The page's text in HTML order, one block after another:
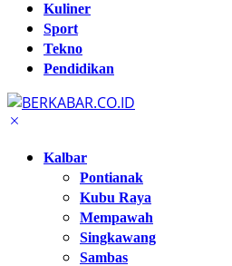
Kuliner
Sport
Tekno
Pendidikan
Kalbar
Pontianak
Kubu Raya
Mempawah
Singkawang
Sambas